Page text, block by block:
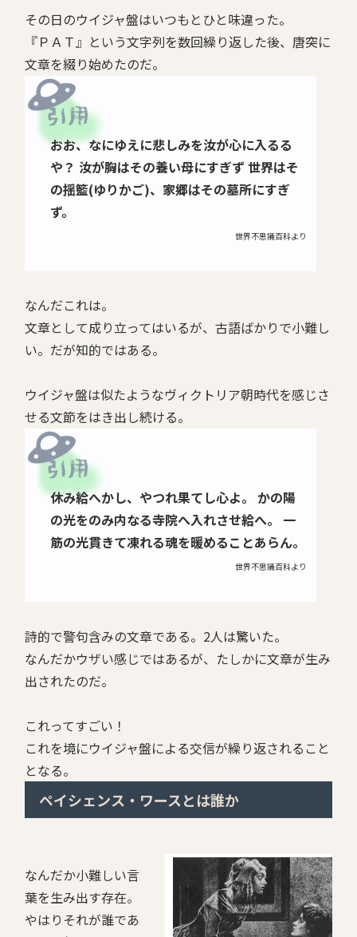
その日のウイジャ盤はいつもとひと味違った。
『ＰＡＴ』という文字列を数回繰り返した後、唐突に
文章を綴り始めたのだ。
おお、なにゆえに悲しみを汝が心に入るる
や？ 汝が胸はその養い母にすぎず世界はそ
の揺籃(ゆりかご)、家郷はその墓所にすぎ
ず。
世界不思議百科より
なんだこれは。
文章として成り立ってはいるが、古語ばかりで小難し
い。だが知的ではある。
ウイジャ盤は似たようなヴィクトリア朝時代を感じさ
せる文節をはき出し続ける。
休み給へかし、やつれ果てし心よ。
かの陽
の光をのみ内なる寺院へ入れさせ給へ。
一
筋の光貫きて凍れる魂を暖めることあらん。
世界不思議百科より
詩的で警句含みの文章である。2人は驚いた。
なんだかウザい感じではあるが、たしかに文章が生み
出されたのだ。
これってすごい！
これを境にウイジャ盤による交信が繰り返されること
となる。
ペイシェンス・ワースとは誰か
なんだか小難しい言
葉を生み出す存在。
やはりそれが誰であ